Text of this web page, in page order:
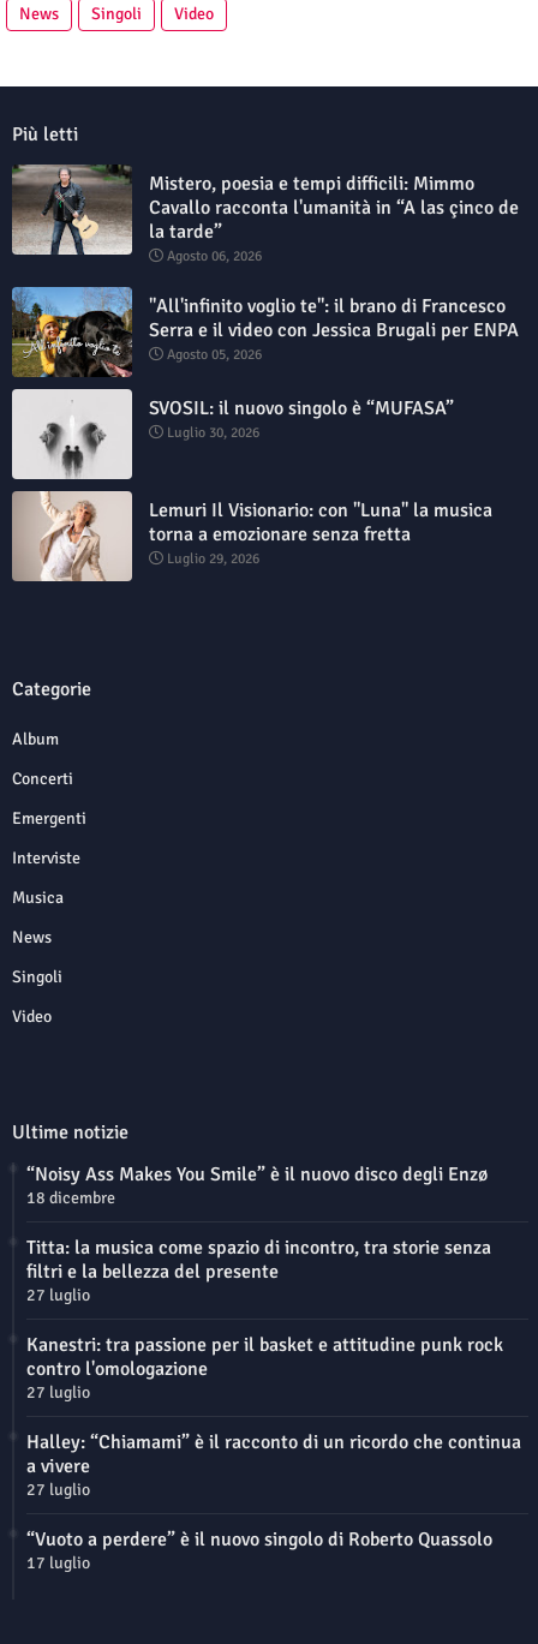
News
Singoli Video
Più letti
Mistero, poesia e tempi difficili: Mimmo
Cavallo racconta l'umanità in “A las çinco de
la tarde”
Agosto 06, 2026
"All'infinito voglio te": il brano di Francesco
Serra e il video con Jessica Brugali per ENPA
Agosto 05, 2026
SVOSIL: il nuovo singolo è “MUFASA”
Luglio 30, 2026
Lemuri Il Visionario: con "Luna" la musica
torna a emozionare senza fretta
Luglio 29, 2026
Categorie
Album
Concerti
Emergenti
Interviste
Musica
News
Singoli
Video
Ultime notizie
“Noisy Ass Makes You Smile” è il nuovo disco degli Enzø
18 dicembre
Titta: la musica come spazio di incontro, tra storie senza
filtri e la bellezza del presente
27 luglio
Kanestri: tra passione per il basket e attitudine punk rock
contro l'omologazione
27 luglio
Halley: “Chiamami” è il racconto di un ricordo che continua
a vivere
27 luglio
“Vuoto a perdere” è il nuovo singolo di Roberto Quassolo
17 luglio